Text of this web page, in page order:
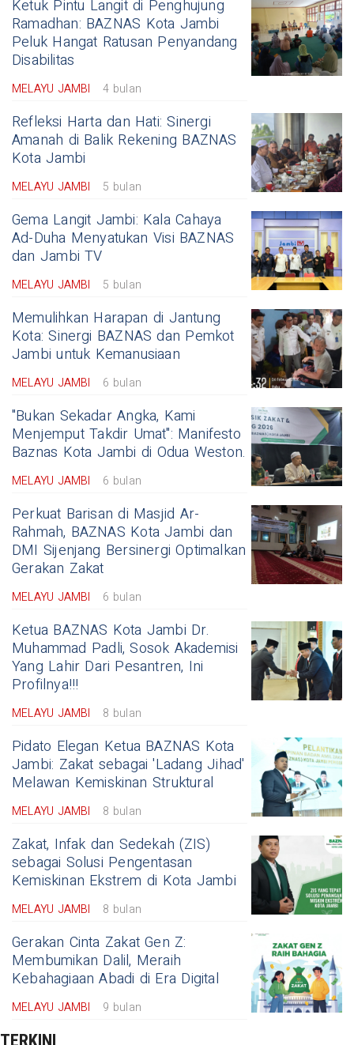
Ketuk Pintu Langit di Penghujung
Ramadhan: BAZNAS Kota Jambi
Peluk Hangat Ratusan Penyandang
Disabilitas
MELAYU JAMBI 4 bulan
Refleksi Harta dan Hati: Sinergi
Amanah di Balik Rekening BAZNAS
Kota Jambi
MELAYU JAMBI 5 bulan
Gema Langit Jambi: Kala Cahaya
Ad-Duha Menyatukan Visi BAZNAS
dan Jambi TV
MELAYU JAMBI 5 bulan
Memulihkan Harapan di Jantung
Kota: Sinergi BAZNAS dan Pemkot
Jambi untuk Kemanusiaan
MELAYU JAMBI 6 bulan
"Bukan Sekadar Angka, Kami
Menjemput Takdir Umat": Manifesto
Baznas Kota Jambi di Odua Weston.
MELAYU JAMBI 6 bulan
Perkuat Barisan di Masjid Ar-
Rahmah, BAZNAS Kota Jambi dan
DMI Sijenjang Bersinergi Optimalkan
Gerakan Zakat
MELAYU JAMBI 6 bulan
Ketua BAZNAS Kota Jambi Dr.
Muhammad Padli, Sosok Akademisi
Yang Lahir Dari Pesantren, Ini
Profilnya!!!
MELAYU JAMBI 8 bulan
Pidato Elegan Ketua BAZNAS Kota
Jambi: Zakat sebagai 'Ladang Jihad'
Melawan Kemiskinan Struktural
MELAYU JAMBI 8 bulan
Zakat, Infak dan Sedekah (ZIS)
sebagai Solusi Pengentasan
Kemiskinan Ekstrem di Kota Jambi
MELAYU JAMBI 8 bulan
Gerakan Cinta Zakat Gen Z:
Membumikan Dalil, Meraih
Kebahagiaan Abadi di Era Digital
MELAYU JAMBI 9 bulan
TERKINI